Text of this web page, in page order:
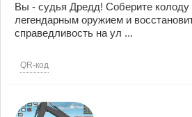
Вы - судья Дредд! Соберите колоду
легендарным оружием и
справедливость на ул ...
QR-код